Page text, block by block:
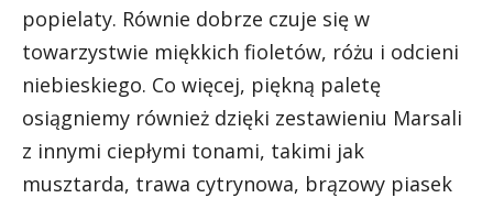
popielaty. Równie dobrze czuje się w
towarzystwie miękkich fioletów, różu i odcieni
niebieskiego. Co więcej, piękną paletę
osiągniemy również dzięki zestawieniu Marsali
z innymi ciepłymi tonami, takimi jak
musztarda, trawa cytrynowa, brązowy piasek